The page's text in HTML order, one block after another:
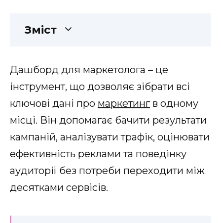
Зміст
Дашборд для маркетолога – це
інструмент, що дозволяє зібрати всі
ключові дані про маркетингв одному
місці. Він допомагає бачити результати
кампаній, аналізувати трафік, оцінювати
ефективність реклами та поведінку
аудиторії без потреби переходити між
десятками сервісів.